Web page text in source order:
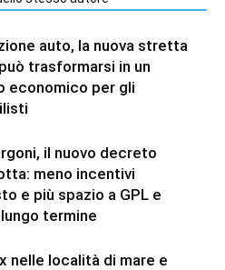
auto, la nuova stretta
trasformarsi in un
economico per gli
il nuovo decreto
meno incentivi
e più spazio a GPL e
termine
nelle località di mare e